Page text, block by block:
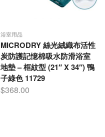
浴室用品
MICRODRY 絲光絨織布活性
炭防護記憶棉吸水防滑浴室
地墊 – 框紋型 (21″ X 34″) 鴨
子綠色 11729
$368.00